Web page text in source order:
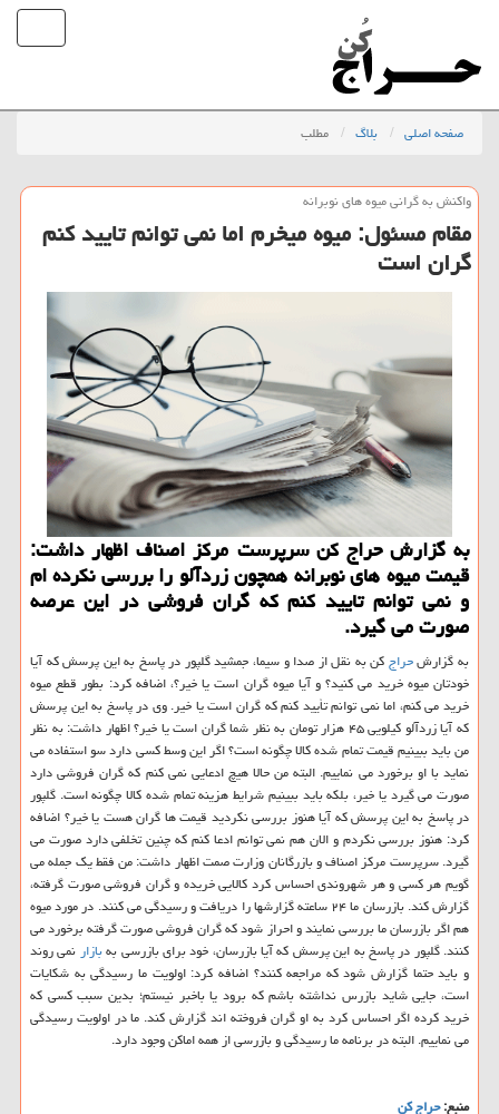
صفحه اصلی بلاگ مطلب
واكنش به گرانی میوه های نوبرانه
مقام مسئول: میوه میخرم اما نمی توانم تایید كنم
گران است
به گزارش حراج كن سرپرست مركز اصناف اظهار داشت:
قیمت میوه های نوبرانه همچون زردآلو را بررسی نكرده ام
و نمی توانم تایید كنم كه گران فروشی در این عرصه
صورت می گیرد.
به گزارشحراجکن به نقل از صدا و سیما، جمشید گلپور در پاسخ به این پرسش که آیا
خودتان میوه خرید می کنید؟ و آیا میوه گران است یا خیر؟، اضافه کرد: بطور قطع میوه
خرید می کنم، اما نمی توانم تأیید کنم که گران است یا خیر. وی در پاسخ به این پرسش
که آیا زردآلو کیلویی ۴۵ هزار تومان به نظر شما گران است یا خیر؟ اظهار داشت: به نظر
من باید ببینیم قیمت تمام شده کالا چگونه است؟ اگر این وسط کسی دارد سو استفاده می
نماید با او برخورد می نماییم. البته من حالا هیچ ادعایی نمی کنم که گران فروشی دارد
صورت می گیرد یا خیر، بلکه باید ببینیم شرایط هزینه تمام شده کالا چگونه است. گلپور
در پاسخ به این پرسش که آیا هنوز بررسی نکردید قیمت ها گران هست یا خیر؟ اضافه
کرد: هنوز بررسی نکردم و الان هم نمی توانم ادعا کنم که چنین تخلفی دارد صورت می
گیرد. سرپرست مرکز اصناف و بازرگانان وزارت صمت اظهار داشت: من فقط یک جمله می
گویم هر کسی و هر شهروندی احساس کرد کالایی خریده و گران فروشی صورت گرفته،
گزارش کند. بازرسان ما ۲۴ ساعته گزارشها را دریافت و رسیدگی می کنند. در مورد میوه
هم اگر بازرسان ما بررسی نمایند و احراز شود که گران فروشی صورت گرفته برخورد می
کنند. گلپور در پاسخ به این پرسش که آیا بازرسان، خود برای بازرسی بهبازارنمی روند
و باید حتما گزارش شود که مراجعه کنند؟ اضافه کرد: اولویت ما رسیدگی به شکایات
است، جایی شاید بازرس نداشته باشم که برود یا باخبر نیستم؛ بدین سبب کسی که
خرید کرده اگر احساس کرد به او گران فروخته اند گزارش کند. ما در اولویت رسیدگی
می نماییم. البته در برنامه ما رسیدگی و بازرسی از همه اماکن وجود دارد.
منبع:حراج كن